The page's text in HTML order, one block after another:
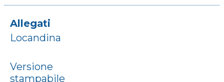
Allegati
Locandina
Versione
stampabile